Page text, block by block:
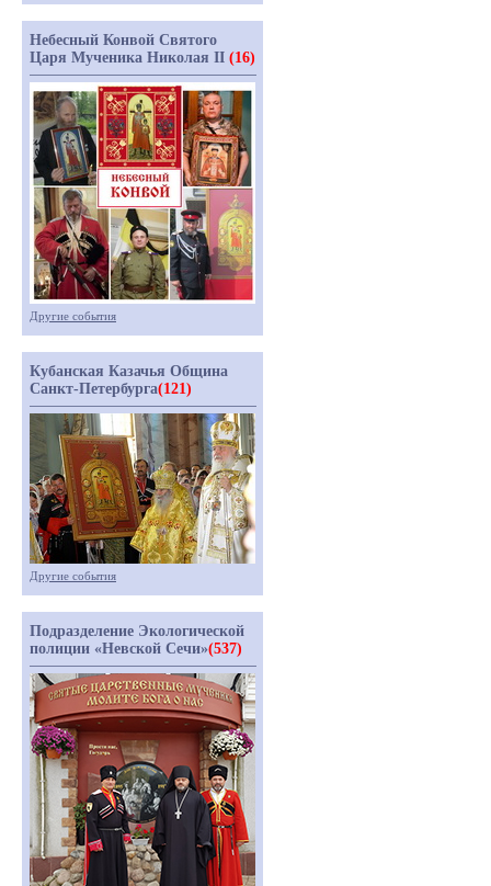
Небесный Конвой Святого
Царя Мученика Николая II (16)
Другие события
Кубанская Казачья Община
Санкт-Петербурга(121)
Другие события
Подразделение Экологической
полиции «Невской Сечи»(537)